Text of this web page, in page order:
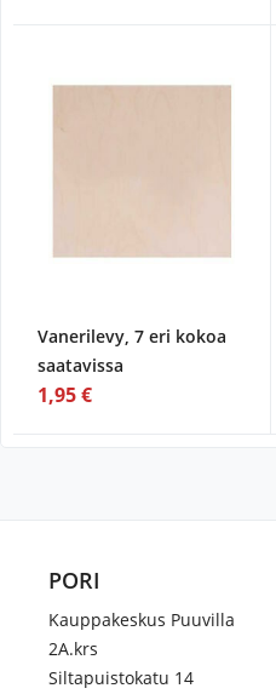
Vanerilevy, 7 eri kokoa
saatavissa
1,95 €
PORI
Kauppakeskus Puuvilla
2A.krs
Siltapuistokatu 14